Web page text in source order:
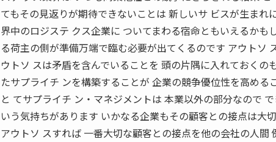
てもその見返りが期待できないことは 新しいサ ビスが生まれ
界中のロジステ クス企業に ついてまわる宿命ともいえるかも
る荷主の側が準備万端で臨む必要が出てくるのです アウトソ
ウトソ スは矛盾を含んでいることを 頭の片隅に入れておくの
たサプライチ ンを構築することが 企業の競争優位性を高める
と てサプライチ ン・マネジメントは 本業以外の部分なので
いう気持ちがあります いかなる企業もその顧客との接点は大
アウトソ スすれば 一番大切な顧客との接点を他の会社の人間